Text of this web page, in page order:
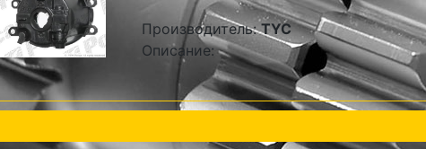
Производитель:TYC
Описание: